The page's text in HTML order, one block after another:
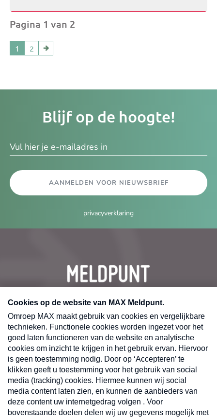
Pagina 1 van 2
1 2
Blijf op de hoogte!
AANMELDEN VOOR NIEUWSBRIEF
privacyverklaring
CONTACT
Volg ons op